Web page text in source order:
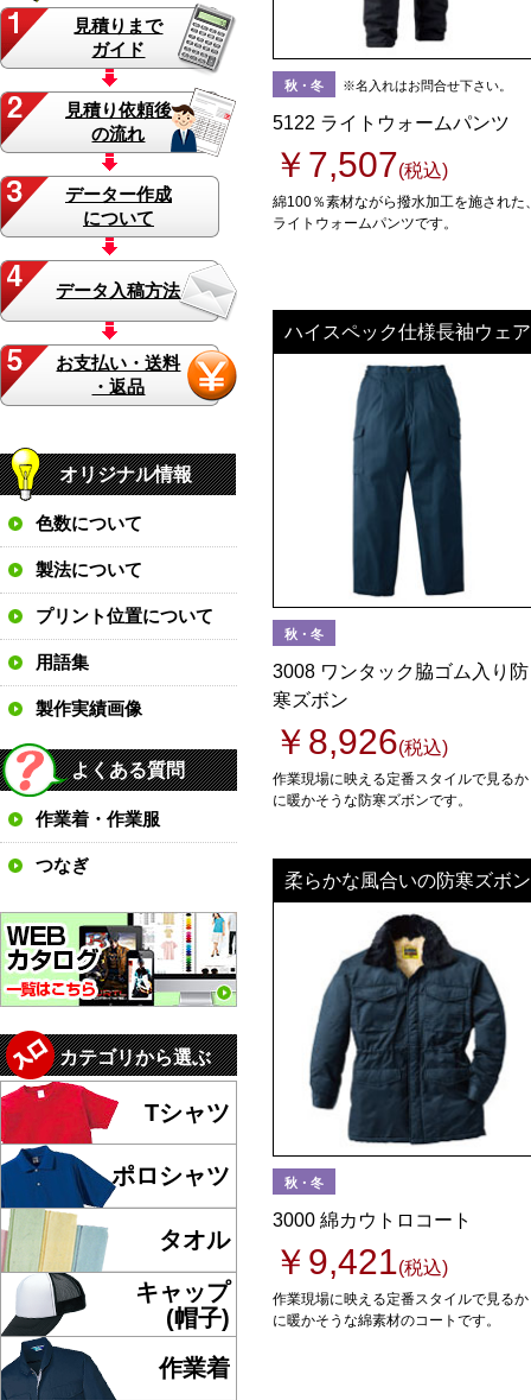
秋・冬 ※名入れはお問合せ下さい。
5122 ライトウォームパンツ
￥7,507(税込)
綿100％素材ながら撥水加工を施された
ライトウォームパンツです。
ハイスペック仕様長袖ウェア
秋・冬
3008 ワンタック脇ゴム入り防
寒ズボン
￥8,926(税込)
作業現場に映える定番スタイルで見る
に暖かそうな防寒ズボンです。
柔らかな風合いの防寒ズボン
秋・冬
3000 綿カウトロコート
￥9,421(税込)
作業現場に映える定番スタイルで見る
に暖かそうな綿素材のコートです。
見積りまで
ガイド
見積り依頼後
の流れ
データー作成
について
データ入稿方法
お支払い・送料
・返品
オリジナル情報
色数について
製法について
プリント位置について
用語集
製作実績画像
よくある質問
作業着・作業服
つなぎ
カテゴリから選ぶ
Tシャツ
ポロシャツ
タオル
キャップ
(帽子)
作業着